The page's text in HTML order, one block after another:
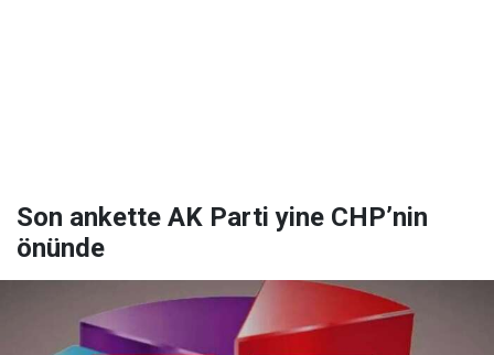
Son ankette AK Parti yine CHP’nin
önünde